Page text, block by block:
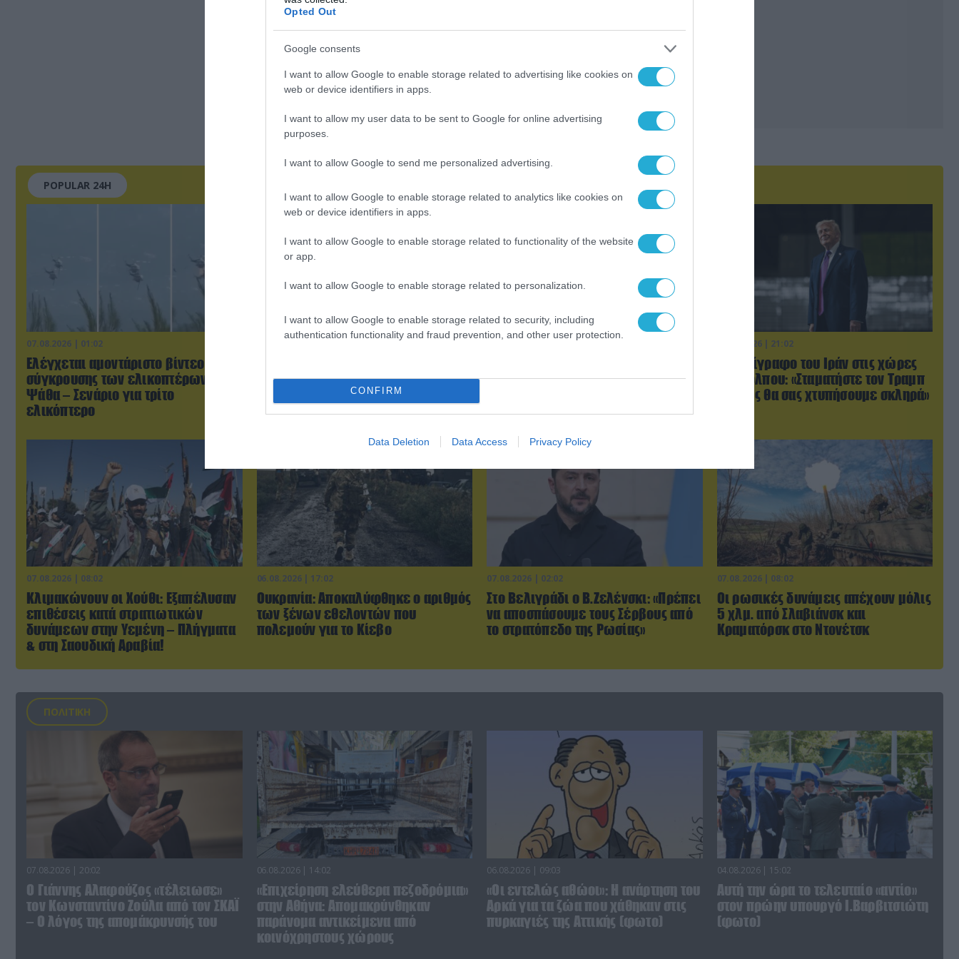
Opted Out
Google consents
I want to allow Google to enable storage related to advertising like cookies on
web or device identifiers in apps.
I want to allow my user data to be sent to Google for online advertising
purposes.
I want to allow Google to send me personalized advertising.
I want to allow Google to enable storage related to analytics like cookies on
web or device identifiers in apps.
I want to allow Google to enable storage related to functionality of the website
or app.
I want to allow Google to enable storage related to personalization.
I want to allow Google to enable storage related to security, including
authentication functionality and fraud prevention, and other user protection.
CONFIRM
Data Deletion Data Access Privacy Policy
POPULAR 24H
07.08.2026 | 01:02
Ελέγχεται αμοντάριστο βίντεο της
σύγκρουσης των ελικοπτέρων στην
Ψάθα – Σενάριο για τρίτο
ελικόπτερο
«συνεπλάκησαν» με ελληνικά
μαχητικά στο Αιγαίο
07.08.2026 | 16:02
ανεμογεννήτριας αλλά… το
06.08.2026 | 21:02
Τελεσίγραφο του Ιράν στις χώρες
του Κόλπου: «Σταματήστε τον Τραμπ
αλλιώς θα σας χτυπήσουμε σκληρά»
07.08.2026 | 08:02
Κλιμακώνουν οι Χούθι: Eξαπέλυσαν
επιθέσεις κατά στρατιωτικών
δυνάμεων στην Υεμένη – Πλήγματα
& στη Σαουδική Αραβία!
06.08.2026 | 17:02
Ουκρανία: Αποκαλύφθηκε ο αριθμός
των ξένων εθελοντών που
πολεμούν για το Κίεβο
07.08.2026 | 02:02
Στο Βελιγράδι ο Β.Ζελένσκι: «Πρέπει
να αποσπάσουμε τους Σέρβους από
το στρατόπεδο της Ρωσίας»
07.08.2026 | 08:02
Οι ρωσικές δυνάμεις απέχουν μόλις
5 χλμ. από Σλαβιάνσκ και
Κραματόρσκ στο Ντονέτσκ
ΠΟΛΙΤΙΚΗ
07.08.2026 | 20:02
Ο Γιάννης Αλαφούζος «τέλειωσε»
τον Κωνσταντίνο Ζούλα από τον ΣΚΑΪ
– Ο λόγος της απομάκρυνσής του
06.08.2026 | 14:02
«Επιχείρηση ελεύθερα πεζοδρόμια»
στην Αθήνα: Απομακρύνθηκαν
παράνομα αντικείμενα από
κοινόχρηστους χώρους
06.08.2026 | 09:03
«Οι εντελώς αθώοι»: Η ανάρτηση του
Αρκά για τα ζώα που χάθηκαν στις
πυρκαγιές της Αττικής (φωτο)
04.08.2026 | 15:02
Αυτή την ώρα το τελευταίο «αντίο»
στον πρώην υπουργό Ι.Βαρβιτσιώτη
(φωτο)